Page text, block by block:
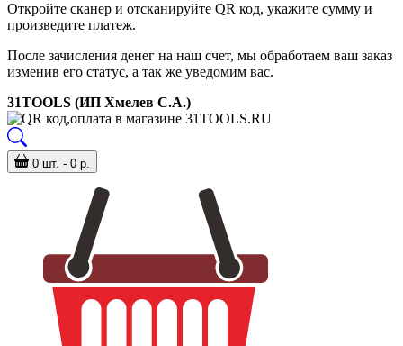
Откройте сканер и отсканируйте QR код, укажите сумму и
произведите платеж.
После зачисления денег на наш счет, мы обработаем ваш заказ
изменив его статус, а так же уведомим вас.
31TOOLS (ИП Хмелев С.А.)
0 шт. - 0 р.